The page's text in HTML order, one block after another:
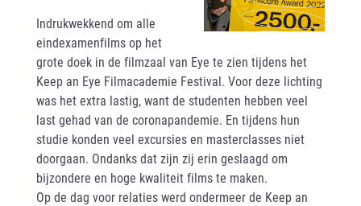
Indrukwekkend om alle
eindexamenfilms op het
grote doek in de filmzaal van Eye te zien tijdens het
Keep an Eye Filmacademie Festival. Voor deze lichting
was het extra lastig, want de studenten hebben veel
last gehad van de coronapandemie. En tijdens hun
studie konden veel excursies en masterclasses niet
doorgaan. Ondanks dat zijn zij erin geslaagd om
bijzondere en hoge kwaliteit films te maken.
Op de dag voor relaties werd ondermeer de Keep an